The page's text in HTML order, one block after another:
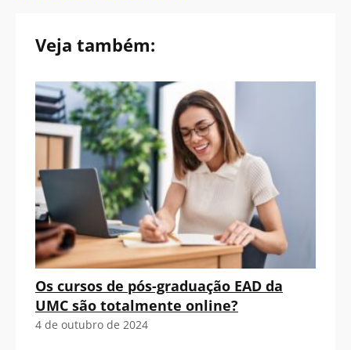
Veja também:
Os cursos de pós-graduação EAD da
UMC são totalmente online?
4 de outubro de 2024